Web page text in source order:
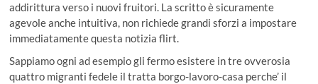
addirittura verso i nuovi fruitori. La scritto è sicuramente
agevole anche intuitiva, non richiede grandi sforzi a impostare
immediatamente questa notizia flirt.
Sappiamo ogni ad esempio gli fermo esistere in tre ovverosia
quattro migranti fedele il tratta borgo-lavoro-casa perche’ il